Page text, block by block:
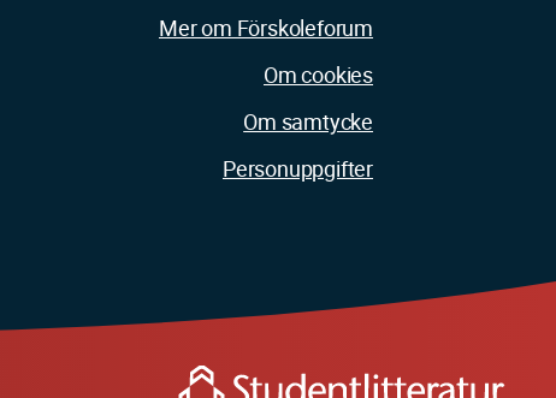
Mer om Förskoleforum
Om cookies
Om samtycke
Personuppgifter